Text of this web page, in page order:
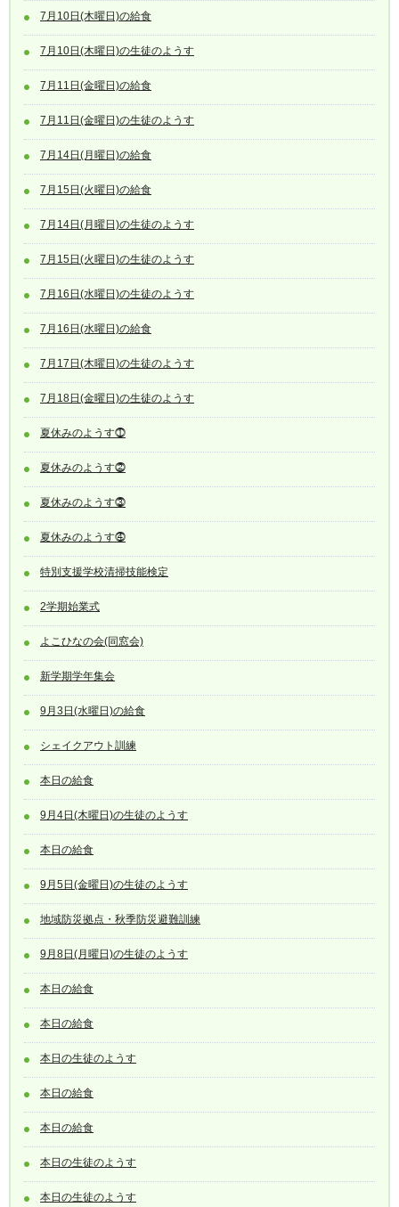
7月10日(木曜日)の給食
7月10日(木曜日)の生徒のようす
7月11日(金曜日)の給食
7月11日(金曜日)の生徒のようす
7月14日(月曜日)の給食
7月15日(火曜日)の給食
7月14日(月曜日)の生徒のようす
7月15日(火曜日)の生徒のようす
7月16日(水曜日)の生徒のようす
7月16日(水曜日)の給食
7月17日(木曜日)の生徒のようす
7月18日(金曜日)の生徒のようす
夏休みのようす⓵
夏休みのようす⓶
夏休みのようす⓷
夏休みのようす⓸
特別支援学校清掃技能検定
2学期始業式
よこひなの会(同窓会)
新学期学年集会
9月3日(水曜日)の給食
シェイクアウト訓練
本日の給食
9月4日(木曜日)の生徒のようす
本日の給食
9月5日(金曜日)の生徒のようす
地域防災拠点・秋季防災避難訓練
9月8日(月曜日)の生徒のようす
本日の給食
本日の給食
本日の生徒のようす
本日の給食
本日の給食
本日の生徒のようす
本日の生徒のようす